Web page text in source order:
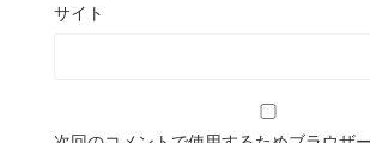
サイト